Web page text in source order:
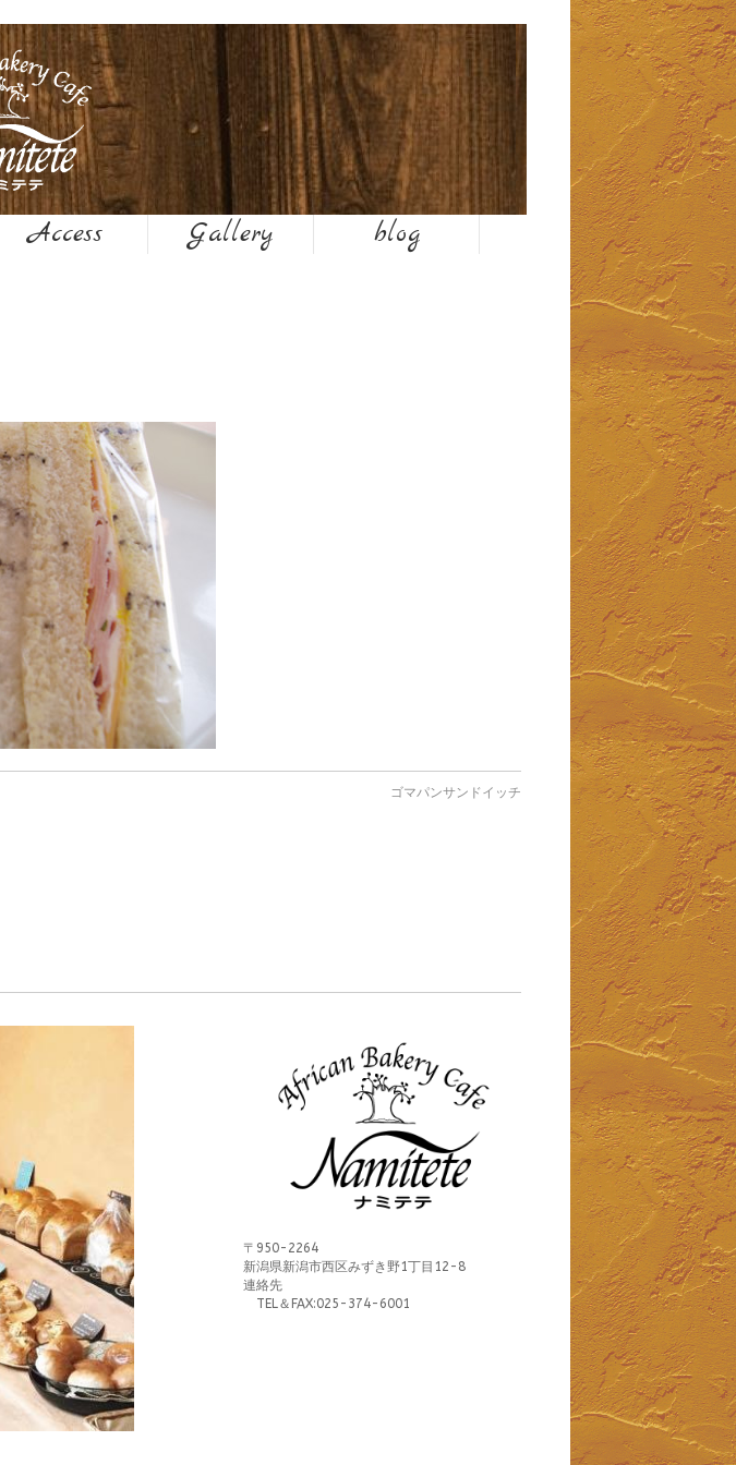
お気軽にお問い合わせください
TEL 025-374-6001
Access Gallery
blog
ゴマパンサンドイッチ
〒950-2264
新潟県新潟市西区みずき野1丁目12-8
連絡先
TEL＆FAX:025-374-6001